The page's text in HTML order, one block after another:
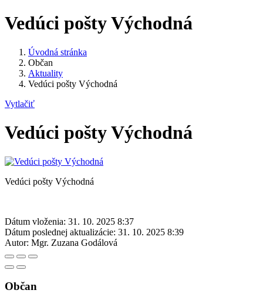
Vedúci pošty Východná
Úvodná stránka
Občan
Aktuality
Vedúci pošty Východná
Vytlačiť
Vedúci pošty Východná
Vedúci pošty Východná
Dátum vloženia: 31. 10. 2025 8:37
Dátum poslednej aktualizácie: 31. 10. 2025 8:39
Autor: Mgr. Zuzana Godálová
Občan